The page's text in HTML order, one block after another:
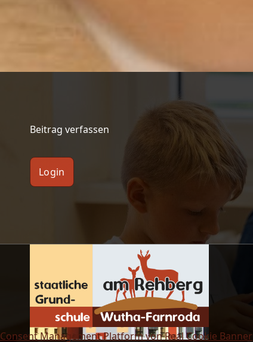
Beitrag verfassen
Login
Consent Management Platform von Real Cookie Banner